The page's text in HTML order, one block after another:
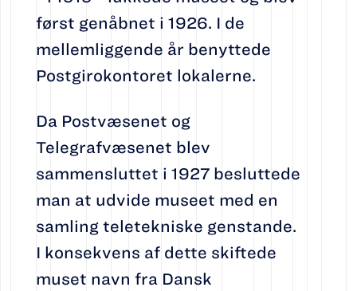
først genåbnet i 1926. I de
mellemliggende år benyttede
Postgirokontoret lokalerne.
Da Postvæsenet og
Telegrafvæsenet blev
sammensluttet i 1927 besluttede
man at udvide museet med en
samling teletekniske genstande.
I konsekvens af dette skiftede
muset navn fra Dansk